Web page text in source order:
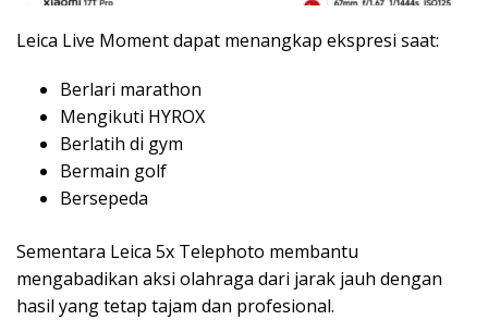
Leica Live Moment dapat menangkap ekspresi saat:
Berlari marathon
Mengikuti HYROX
Berlatih di gym
Bermain golf
Bersepeda
Sementara Leica 5x Telephoto membantu
mengabadikan aksi olahraga dari jarak jauh dengan
hasil yang tetap tajam dan profesional.